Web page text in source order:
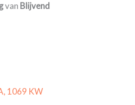
van Blijvend
1069 KW